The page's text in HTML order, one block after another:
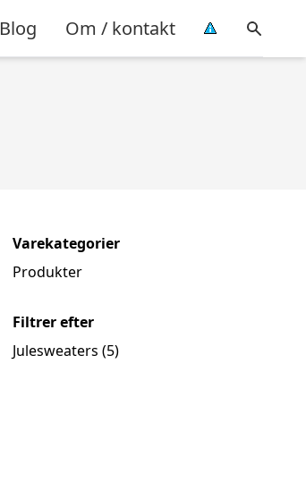
Blog Om / kontakt
Varekategorier
Produkter
Filtrer efter
Julesweaters (5)